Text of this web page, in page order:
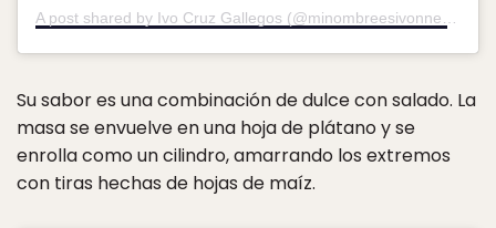
Su sabor es una combinación de dulce con salado. La
masa se envuelve en una hoja de plátano y se
enrolla como un cilindro, amarrando los extremos
con tiras hechas de hojas de maíz.